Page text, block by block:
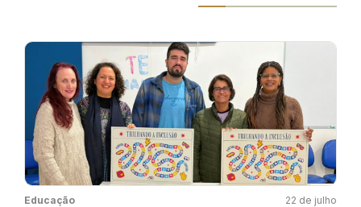
Educação 22 de julho